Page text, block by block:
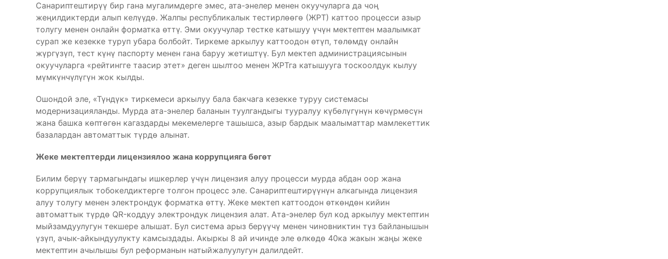
Санариптештирүү бир гана мугалимдерге эмес, ата-энелер менен окуучуларга да чоң
жеңилдиктерди алып келүүдө. Жалпы республикалык тестирлөөгө (ЖРТ) каттоо процесси азыр
толугу менен онлайн форматка өттү. Эми окуучулар тестке катышуу үчүн мектептен маалымкат
сурап же кезекке туруп убара болбойт. Тиркеме аркылуу каттоодон өтүп, төлөмдү онлайн
жүргүзүп, тест күнү паспорту менен гана баруу жетиштүү. Бул мектеп администрациясынын
окуучуларга «рейтингге таасир этет» деген шылтоо менен ЖРТга катышууга тоскоолдук кылуу
мүмкүнчүлүгүн жок кылды.
Ошондой эле, «Түндүк» тиркемеси аркылуу бала бакчага кезекке туруу системасы
модернизацияланды. Мурда ата-энелер баланын туулгандыгы тууралуу күбөлүгүнүн көчүрмөсүн
жана башка көптөгөн кагаздарды мекемелерге ташышса, азыр бардык маалыматтар мамлекеттик
базалардан автоматтык түрдө алынат.
Жеке мектептерди лицензиялоо жана коррупцияга бөгөт
Билим берүү тармагындагы ишкерлер үчүн лицензия алуу процесси мурда абдан оор жана
коррупциялык тобокелдиктерге толгон процесс эле. Санариптештирүүнүн алкагында лицензия
алуу толугу менен электрондук форматка өттү. Жеке мектеп каттоодон өткөндөн кийин
автоматтык түрдө QR-коддуу электрондук лицензия алат. Ата-энелер бул код аркылуу мектептин
мыйзамдуулугун текшере алышат. Бул система арыз берүүчү менен чиновниктин түз байланышын
үзүп, ачык-айкындуулукту камсыздады. Акыркы 8 ай ичинде эле өлкөдө 40ка жакын жаңы жеке
мектептин ачылышы бул реформанын натыйжалуулугун далилдейт.